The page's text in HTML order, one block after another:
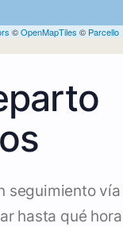
©OpenMapTiles © Parcello
seguimiento vía
hasta qué hora